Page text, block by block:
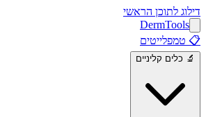
דילוג לתוכן הראשי
DermTools
📋 טמפלייטים
🔬 כלים קליניים